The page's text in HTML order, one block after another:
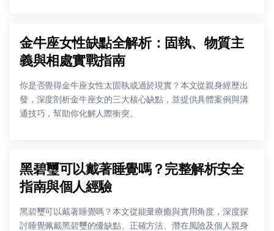
金牛座女性缺點全解析：固執、物質主
義與相處實戰指南
你是否覺得金牛座女性太固執或過於現實？本文從親身經歷出
發，深度剖析金牛座女的三大核心缺點，並提供具體案例與溝
通技巧，幫助你化解人際衝突。
黑碧璽可以戴著睡覺嗎？完整解析安全
指南與個人經驗
黑碧璽可以戴著睡覺嗎？本文從能量療癒與實用角度，深度探
討睡覺佩戴黑碧璽的優缺點、正確方法、潛在風險及個人親身